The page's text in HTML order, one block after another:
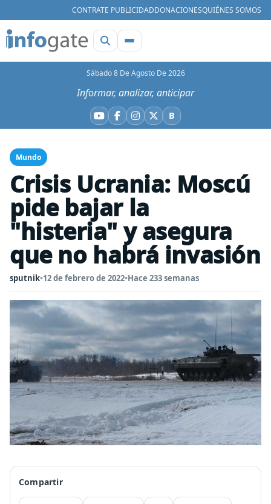
CONTRATE PUBLICIDADDONACIONESQUIÉNES SOMOS
Sábado 8 De Agosto De 2026
Informar, analizar, anticipar
YouTube
Facebook
Instagram
X BBluesky
Mundo
Crisis Ucrania: Moscú
pide bajar la
"histeria" y asegura
que no habrá invasión
sputnik•12 de febrero de 2022•Hace 233 semanas
Compartir